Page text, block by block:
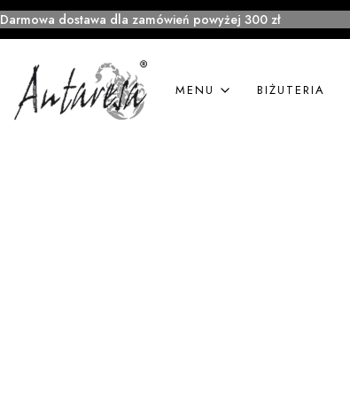
Darmowa dostawa dla zamówień powyżej 300 zł
MENU BIŻUTERIA